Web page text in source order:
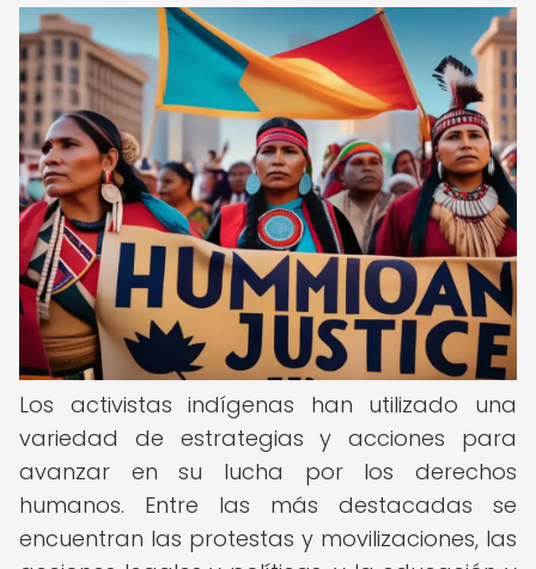
Los activistas indígenas han utilizado una
variedad de estrategias y acciones para
avanzar en su lucha por los derechos
humanos. Entre las más destacadas se
encuentran las protestas y movilizaciones, las